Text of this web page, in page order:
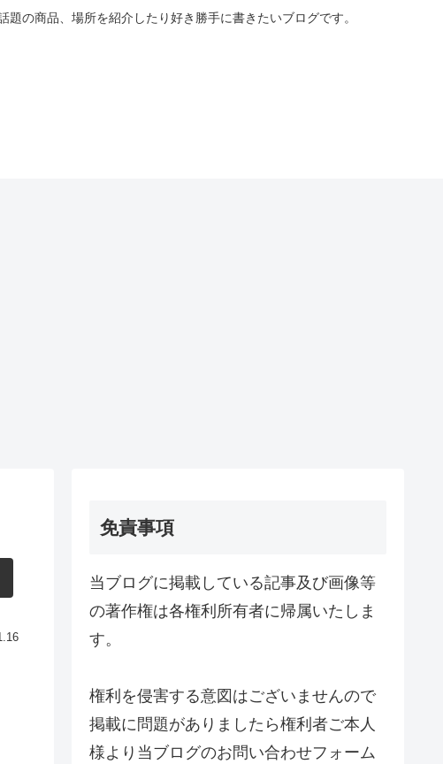
の商品、場所を紹介したり好き勝手に書きたいブログです。
免責事項
当ブログに掲載している記事及び画像等
の著作権は各権利所有者に帰属いたしま
す。
権利を侵害する意図はございませんので
掲載に問題がありましたら権利者ご本人
様より当ブログのお問い合わせフォーム